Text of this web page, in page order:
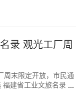
录 观光工厂周
周末限定开放，市民通
建省工业文旅名录，